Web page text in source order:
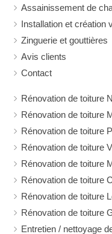
Assainissement de
Installation et création
Zinguerie et gouttières
Avis clients
Contact
Rénovation de toiture
Rénovation de toiture
Rénovation de toiture
Rénovation de toiture
Rénovation de toiture
Rénovation de toiture
Rénovation de toiture
Rénovation de toiture
Entretien / nettoyage